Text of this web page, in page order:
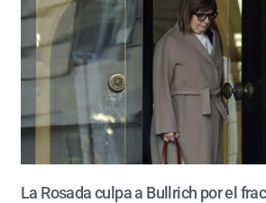
La Rosada culpa a Bullrich por el